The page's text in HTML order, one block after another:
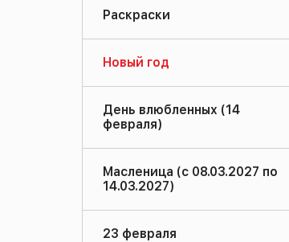
Раскраски
Новый год
День влюбленных (14
февраля)
Масленица (с 08.03.2027 по
14.03.2027)
23 февраля